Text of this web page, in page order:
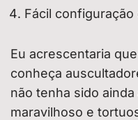
Fácil
Eu acrescentaria
conheça
não tenha sido
maravilhoso e